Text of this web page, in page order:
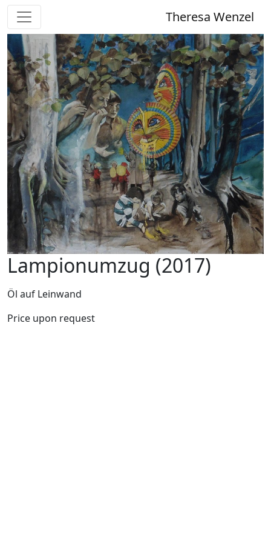
Theresa Wenzel
Lampionumzug (2017)
Öl auf Leinwand
Price upon request